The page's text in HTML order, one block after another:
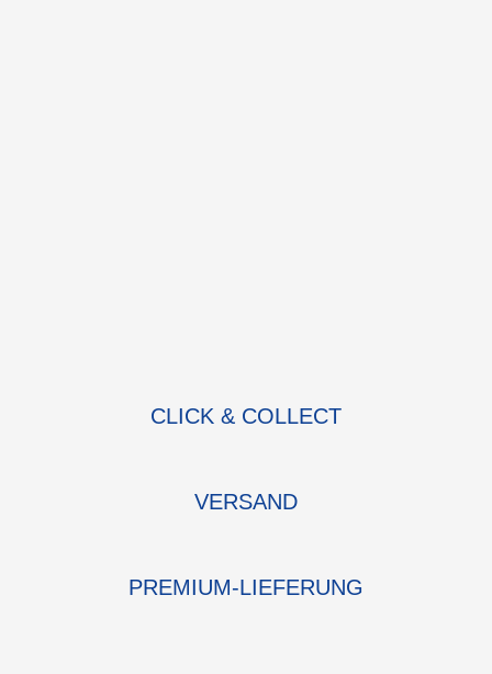
CLICK & COLLECT
VERSAND
PREMIUM-LIEFERUNG